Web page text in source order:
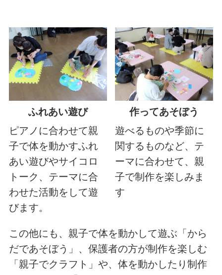
ふれあい遊び
ピアノに合わせて親
子で体を動かすふれ
あい遊びやサイコロ
トーク、テーマに合
わせた活動をして遊
びます。
作ってあそぼう
遊べるものや季節に
関するものなど、テ
ーマに合わせて、親
子で制作を楽しみま
す
この他にも、親子で体を動かして遊ぶ「から
だであそぼう」、保護者の方が制作を楽しむ
「親子でクラフト」や、体を動かしたり制作